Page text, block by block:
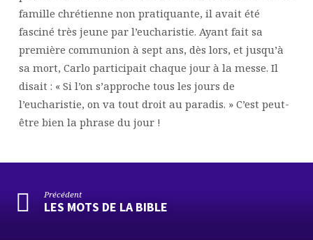
famille chrétienne non pratiquante, il avait été
fasciné très jeune par l’eucharistie. Ayant fait sa
première communion à sept ans, dès lors, et jusqu’à
sa mort, Carlo participait chaque jour à la messe. Il
disait : « Si l’on s’approche tous les jours de
l’eucharistie, on va tout droit au paradis. » C’est peut-
être bien la phrase du jour !
Précédent
LES MOTS DE LA BIBLE